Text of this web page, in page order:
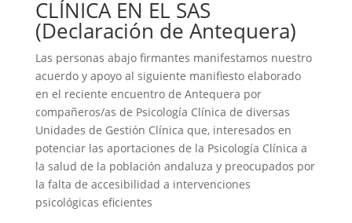
CLÍNICA EN EL SAS
(Declaración de Antequera)
Las personas abajo firmantes manifestamos nuestro
acuerdo y apoyo al siguiente manifiesto elaborado
en el reciente encuentro de Antequera por
compañeros/as de Psicología Clínica de diversas
Unidades de Gestión Clínica que, interesados en
potenciar las aportaciones de la Psicología Clínica a
la salud de la población andaluza y preocupados por
la falta de accesibilidad a intervenciones
psicológicas eficientes